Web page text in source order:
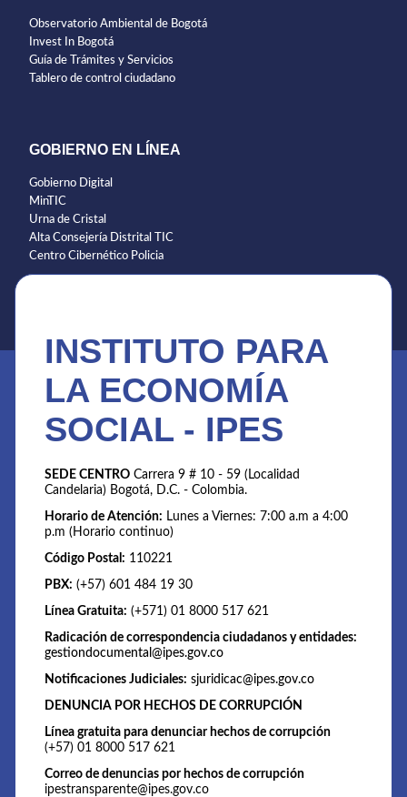
Observatorio Ambiental de Bogotá
Invest In Bogotá
Guía de Trámites y Servicios
Tablero de control ciudadano
GOBIERNO EN LÍNEA
Gobierno Digital
MinTIC
Urna de Cristal
Alta Consejería Distrital TIC
Centro Cibernético Policia
INSTITUTO PARA
LA ECONOMÍA
SOCIAL - IPES
SEDE CENTRO Carrera 9 # 10 - 59 (Localidad
Candelaria) Bogotá, D.C. - Colombia.
Horario de Atención: Lunes a Viernes: 7:00 a.m a 4:00
p.m (Horario continuo)
Código Postal: 110221
PBX: (+57) 601 484 19 30
Línea Gratuita: (+571) 01 8000 517 621
Radicación de correspondencia ciudadanos y entidades:
gestiondocumental@ipes.gov.co
Notificaciones Judiciales: sjuridicac@ipes.gov.co
DENUNCIA POR HECHOS DE CORRUPCIÓN
Línea gratuita para denunciar hechos de corrupción
(+57) 01 8000 517 621
Correo de denuncias por hechos de corrupción
ipestransparente@ipes.gov.co